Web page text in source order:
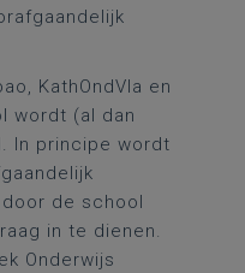
KathOndVla en
wordt (al dan
In principe wordt
de school
in te dienen.
Onderwijs